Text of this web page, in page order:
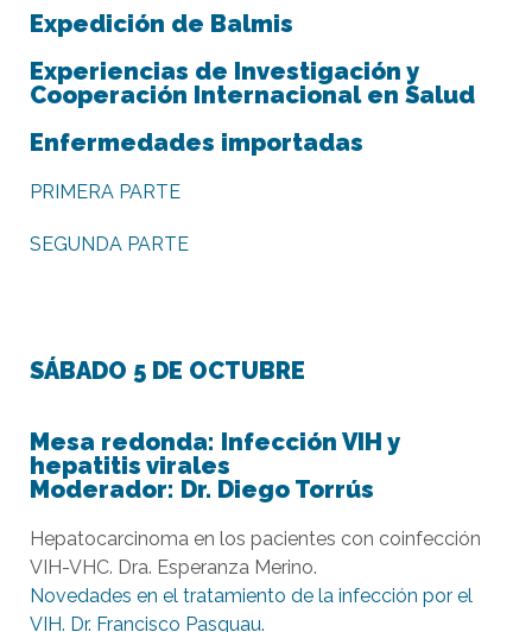
Expedición de Balmis
Experiencias de Investigación y
Cooperación Internacional en Salud
Enfermedades importadas
PRIMERA PARTE
SEGUNDA PARTE
SÁBADO 5 DE OCTUBRE
Mesa redonda: Infección VIH y
hepatitis virales
Moderador: Dr. Diego Torrús
Hepatocarcinoma en los pacientes con coinfección
VIH-VHC. Dra. Esperanza Merino.
Novedades en el tratamiento de la infección por el
VIH. Dr. Francisco Pasquau.